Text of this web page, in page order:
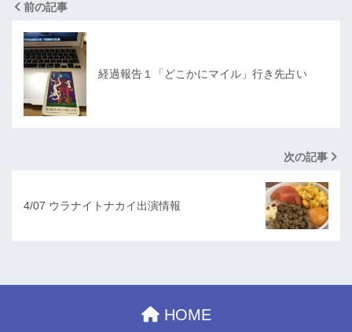
前の記事
経過報告１「どこかにマイル」行き先占い
次の記事
4/07 ウラナイトナカイ出演情報
HOME